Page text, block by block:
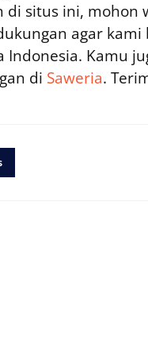
situs ini, mohon
agar
Kamu
di Saweria.